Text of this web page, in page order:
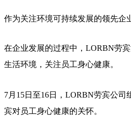
作为关注环境可持续发展的领先企
在企业发展的过程中，LORBN劳
生活环境，关注员工身心健康。
7月15日至16日，LORBN劳宾公
宾对员工身心健康的关怀。